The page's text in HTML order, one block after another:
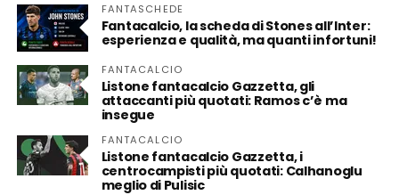
FANTASCHEDE
Fantacalcio, la scheda di Stones all’Inter:
esperienza e qualità, ma quanti infortuni!
FANTACALCIO
Listone fantacalcio Gazzetta, gli
attaccanti più quotati: Ramos c’è ma
insegue
FANTACALCIO
Listone fantacalcio Gazzetta, i
centrocampisti più quotati: Calhanoglu
meglio di Pulisic